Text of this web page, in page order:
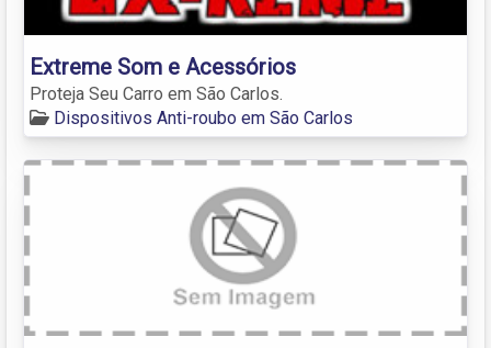
Extreme Som e Acessórios
Proteja Seu Carro em São Carlos.
Dispositivos Anti-roubo em São Carlos